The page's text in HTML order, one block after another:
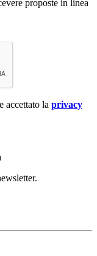
proposte in linea
accettato la privacy